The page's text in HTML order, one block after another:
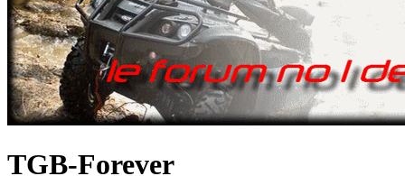
TGB-Forever